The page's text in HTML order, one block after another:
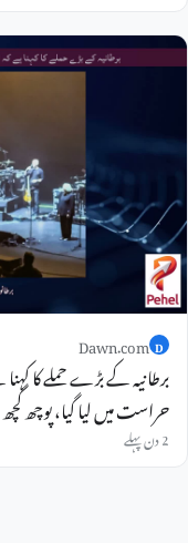
D
Dawn.com
برطانیہ کے بڑے حملے کا
حراست میں لیا گیا، پوچھ گچھ
2 دن پہلے